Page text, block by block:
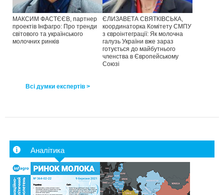
МАКСИМ ФАСТЄЄВ, партнер
проектів Інфагро: Про тренди
світового та українського
молочних ринків
ЄЛИЗАВЕТА СВЯТКІВСЬКА,
координаторка Комітету СМПУ
з євроінтеграції: Як молочна
галузь України вже зараз
готується до майбутнього
членства в Європейському
Союзі
Всі думки експертів >
Аналітика